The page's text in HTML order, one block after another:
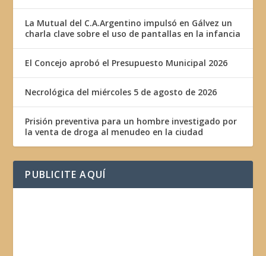
La Mutual del C.A.Argentino impulsó en Gálvez un
charla clave sobre el uso de pantallas en la infancia
El Concejo aprobó el Presupuesto Municipal 2026
Necrológica del miércoles 5 de agosto de 2026
Prisión preventiva para un hombre investigado por
la venta de droga al menudeo en la ciudad
PUBLICITE AQUÍ